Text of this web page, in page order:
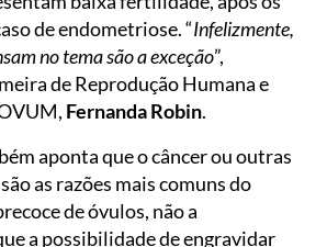
de endometriose. “Infelizmente,
no tema são a exceção”,
de Reprodução Humana e
Fernanda Robin.
aponta que o câncer ou outras
as razões mais comuns do
de óvulos, não a
a possibilidade de engravidar